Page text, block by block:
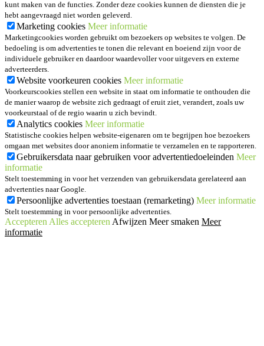
kunt maken van de functies. Zonder deze cookies kunnen de diensten die je
hebt aangevraagd niet worden geleverd.
Marketing cookies Meer informatie
Marketingcookies worden gebruikt om bezoekers op websites te volgen. De
bedoeling is om advertenties te tonen die relevant en boeiend zijn voor de
individuele gebruiker en daardoor waardevoller voor uitgevers en externe
adverteerders.
Website voorkeuren cookies Meer informatie
Voorkeurscookies stellen een website in staat om informatie te onthouden die
de manier waarop de website zich gedraagt of eruit ziet, verandert, zoals uw
voorkeurstaal of de regio waarin u zich bevindt.
Analytics cookies Meer informatie
Statistische cookies helpen website-eigenaren om te begrijpen hoe bezoekers
omgaan met websites door anoniem informatie te verzamelen en te rapporteren.
Gebruikersdata naar gebruiken voor advertentiedoeleinden Meer
informatie
Stelt toestemming in voor het verzenden van gebruikersdata gerelateerd aan
advertenties naar Google.
Persoonlijke advertenties toestaan (remarketing) Meer informatie
Stelt toestemming in voor persoonlijke advertenties.
Accepteren Alles accepteren Afwijzen Meer smaken Meer
informatie